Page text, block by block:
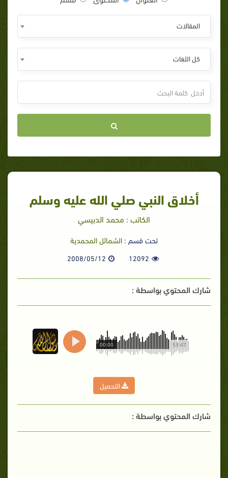
المقالات
كل اللغات
أخلاق النبي صلي الله عليه وسلم
الكاتب : محمد الدبيسي
تحت قسم : الشمائل المحمدية
12092
2008/05/12
شارك المحتوي بواسطة :
53:47
00:00
التحميل
شارك المحتوي بواسطة :